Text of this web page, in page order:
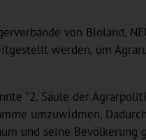
von Bioland,
werden, um
"2. Säule der
umzuwidmen.
und seine Bevölkerung